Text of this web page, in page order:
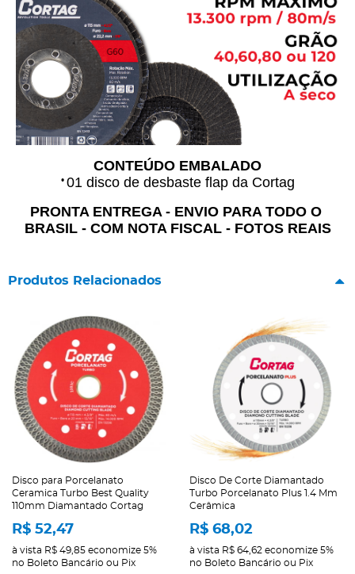
CONTEÚDO EMBALADO
• 01 disco de desbaste flap da Cortag
PRONTA ENTREGA - ENVIO PARA TODO O
BRASIL - COM NOTA FISCAL - FOTOS REAIS
Produtos Relacionados
Disco para Porcelanato
Ceramica Turbo Best Quality
110mm Diamantado Cortag
R$ 52,47
à vista R$ 49,85 economize 5%
no Boleto Bancário ou Pix
Disco De Corte Diamantado
Turbo Porcelanato Plus 1.4 Mm
Cerâmica
R$ 68,02
à vista R$ 64,62 economize 5%
no Boleto Bancário ou Pix